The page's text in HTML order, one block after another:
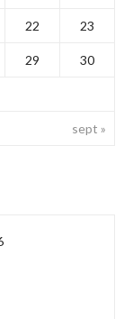
sept »
22 23
29 30